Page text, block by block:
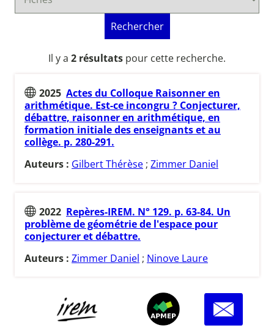
Rechercher
Il y a 2 résultats pour cette recherche.
2025 Actes du Colloque Raisonner en
arithmétique. Est-ce incongru ? Conjecturer,
débattre, raisonner en arithmétique, en
formation initiale des enseignants et au
collège. p. 280-291.
Auteurs : Gilbert Thérèse ; Zimmer Daniel
2022 Repères-IREM. N° 129. p. 63-84. Un
problème de géométrie de l'espace pour
conjecturer et débattre.
Auteurs : Zimmer Daniel ; Ninove Laure